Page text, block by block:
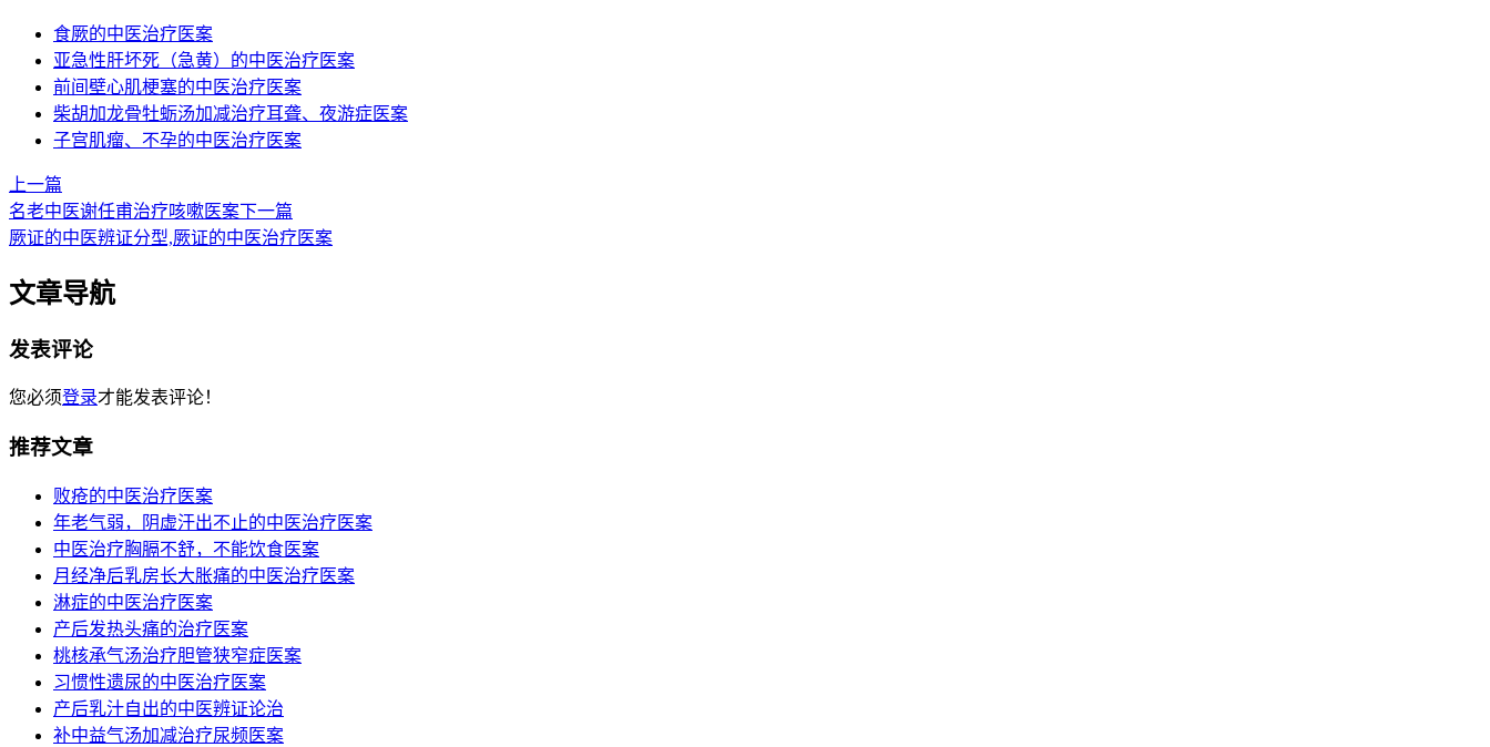
食厥的中医治疗医案
亚急性肝坏死（急黄）的中医治疗医案
前间壁心肌梗塞的中医治疗医案
柴胡加龙骨牡蛎汤加减治疗耳聋、夜游症医案
子宫肌瘤、不孕的中医治疗医案
上一篇
名老中医谢任甫治疗咳嗽医案下一篇
厥证的中医辨证分型,厥证的中医治疗医案
文章导航
发表评论
您必须登录才能发表评论！
推荐文章
败疮的中医治疗医案
年老气弱，阴虚汗出不止的中医治疗医案
中医治疗胸膈不舒，不能饮食医案
月经净后乳房长大胀痛的中医治疗医案
淋症的中医治疗医案
产后发热头痛的治疗医案
桃核承气汤治疗胆管狭窄症医案
习惯性遗尿的中医治疗医案
产后乳汁自出的中医辨证论治
补中益气汤加减治疗尿频医案